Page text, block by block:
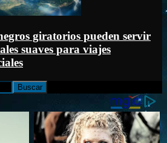
giratorios pueden servir
suaves para viajes